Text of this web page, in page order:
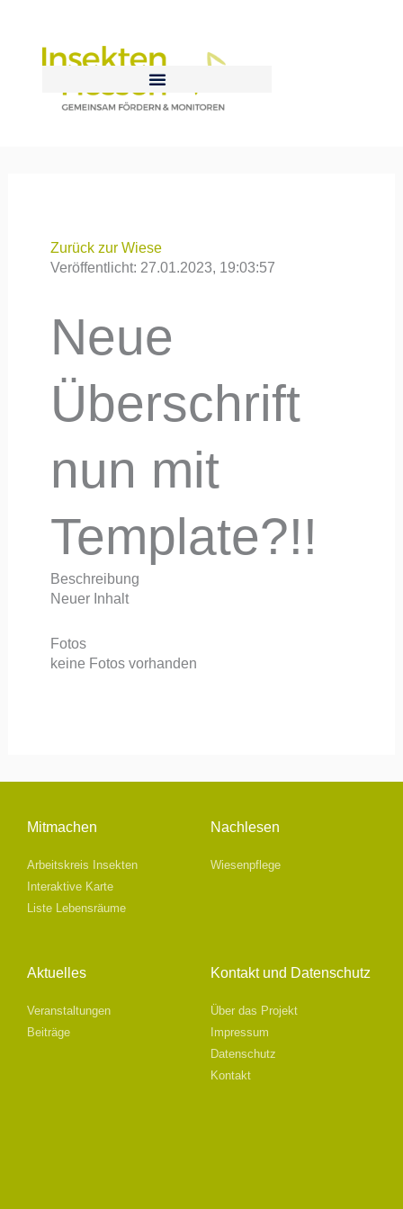
springen
Zurück zur Wiese
Veröffentlicht: 27.01.2023, 19:03:57
Neue
Überschrift
nun mit
Template?!!
Beschreibung
Neuer Inhalt
Fotos
keine Fotos vorhanden
Mitmachen
Arbeitskreis Insekten
Interaktive Karte
Liste Lebensräume
Nachlesen
Wiesenpflege
Aktuelles
Veranstaltungen
Beiträge
Kontakt und Datenschutz
Über das Projekt
Impressum
Datenschutz
Kontakt